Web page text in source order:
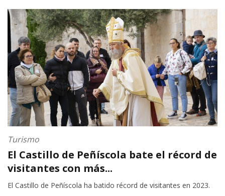
Turismo
El Castillo de Peñíscola bate el récord de
visitantes con más...
El Castillo de Peñíscola ha batido récord de visitantes en 2023.